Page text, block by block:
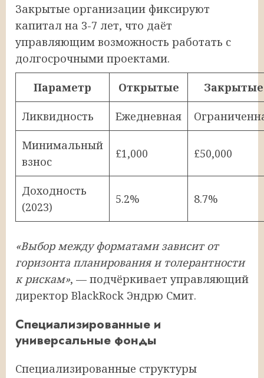
Закрытые организации фиксируют
капитал на 3-7 лет, что даёт
управляющим возможность работать с
долгосрочными проектами.
Параметр Открытые Закрытые
Ликвидность Ежедневная
Минимальный
взнос
£1,000 £50,000
Доходность
(2023)
5.2% 8.7%
«Выбор между форматами зависит от
горизонта планирования и толерантности
к рискам», — подчёркивает управляющий
директор BlackRock Эндрю Смит.
Специализированные и
универсальные фонды
Специализированные структуры